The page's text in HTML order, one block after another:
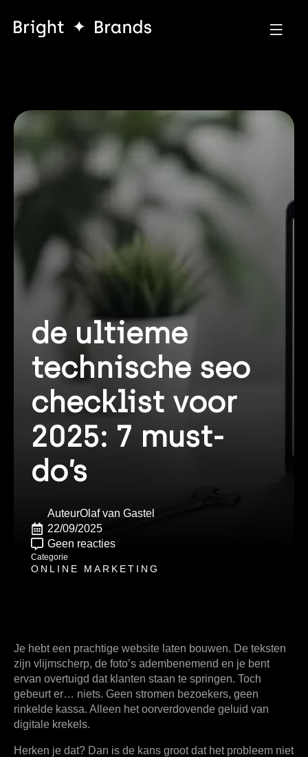
de ultieme
technische seo
checklist voor
2025: 7 must-
do’s
AuteurOlaf van Gastel
22/09/2025
Geen reacties
Categorie
ONLINE MARKETING
Je hebt een prachtige website laten bouwen. De teksten
zijn vlijmscherp, de foto’s adembenemend en je bent
ervan overtuigd dat klanten staan te springen. Toch
gebeurt er… niets. Geen stromen bezoekers, geen
rinkelde kassa. Alleen het oorverdovende geluid van
digitale krekels.
Herken je dat? Dan is de kans groot dat het probleem niet